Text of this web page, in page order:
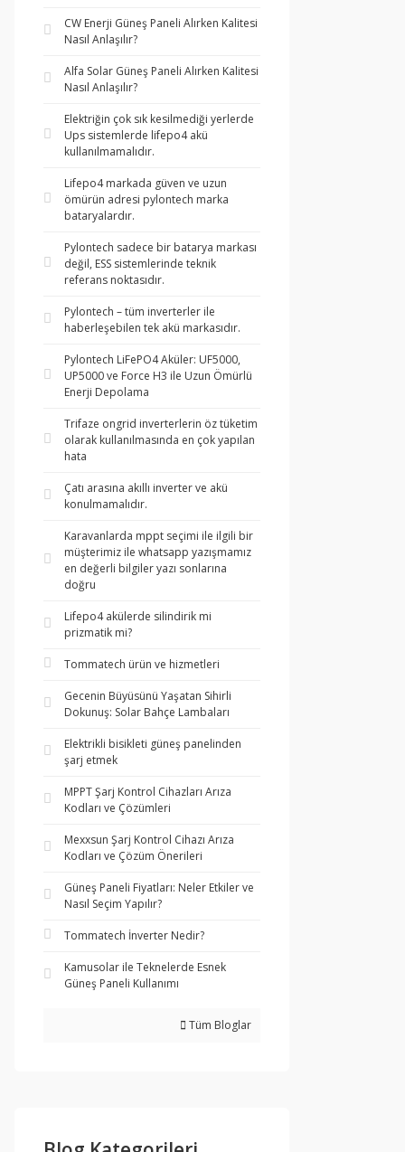
CW Enerji Güneş Paneli Alırken Kalitesi
Nasıl Anlaşılır?
Alfa Solar Güneş Paneli Alırken Kalitesi
Nasıl Anlaşılır?
Elektriğin çok sık kesilmediği yerlerde
Ups sistemlerde lifepo4 akü
kullanılmamalıdır.
Lifepo4 markada güven ve uzun
ömürün adresi pylontech marka
bataryalardır.
Pylontech sadece bir batarya markası
değil, ESS sistemlerinde teknik
referans noktasıdır.
Pylontech – tüm inverterler ile
haberleşebilen tek akü markasıdır.
Pylontech LiFePO4 Aküler: UF5000,
UP5000 ve Force H3 ile Uzun Ömürlü
Enerji Depolama
Trifaze ongrid inverterlerin öz tüketim
olarak kullanılmasında en çok yapılan
hata
Çatı arasına akıllı inverter ve akü
konulmamalıdır.
Karavanlarda mppt seçimi ile ilgili bir
müşterimiz ile whatsapp yazışmamız
en değerli bilgiler yazı sonlarına
doğru
Lifepo4 akülerde silindirik mi
prizmatik mi?
Tommatech ürün ve hizmetleri
Gecenin Büyüsünü Yaşatan Sihirli
Dokunuş: Solar Bahçe Lambaları
Elektrikli bisikleti güneş panelinden
şarj etmek
MPPT Şarj Kontrol Cihazları Arıza
Kodları ve Çözümleri
Mexxsun Şarj Kontrol Cihazı Arıza
Kodları ve Çözüm Önerileri
Güneş Paneli Fiyatları: Neler Etkiler ve
Nasıl Seçim Yapılır?
Tommatech İnverter Nedir?
Kamusolar ile Teknelerde Esnek
Güneş Paneli Kullanımı
Tüm Bloglar